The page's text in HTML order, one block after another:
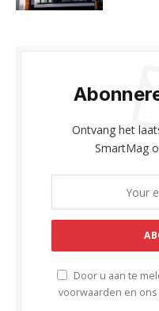
Ontvang het
SmartMag
Door u aan te
voorwaarden en ons